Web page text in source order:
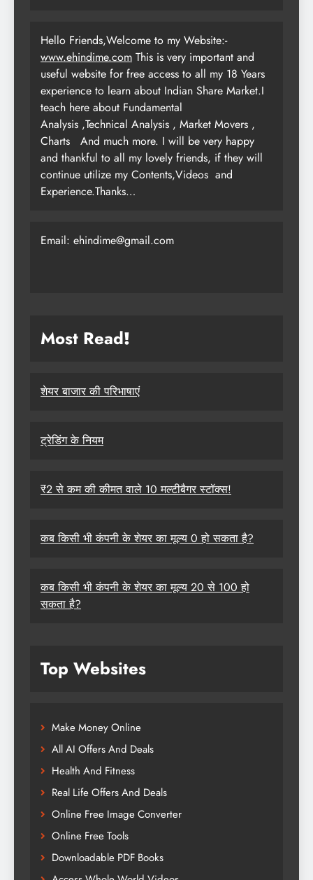
Hello Friends,Welcome to my Website:-
www.ehindime.com This is very important and
useful website for free access to all my 18 Years
experience to learn about Indian Share Market.I
teach here about Fundamental
Analysis ,Technical Analysis , Market Movers ,
Charts
And much more. I will be very happy
and thankful to all my lovely friends, if they will
continue utilize my Contents,Videos and
Experience.Thanks…
Email: ehindime@gmail.com
Most Read!
शेयर बाजार की परिभाषाएं
ट्रेडिंग के नियम
₹2 से कम की कीमत वाले 10 मल्टीबैगर स्टॉक्स!
कब किसी भी कंपनी के शेयर का मूल्य 0 हो सकता है?
कब किसी भी कंपनी के शेयर का मूल्य 20 से 100 हो
सकता है?
Top Websites
Make Money Online
All AI Offers And Deals
Health And Fitness
Real Life Offers And Deals
Online Free Image Converter
Online Free Tools
Downloadable PDF Books